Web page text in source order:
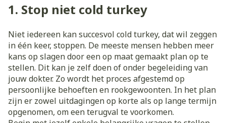
1. Stop niet cold turkey
Niet iedereen kan succesvol cold turkey, dat wil zeggen
in één keer, stoppen. De meeste mensen hebben meer
kans op slagen door een op maat gemaakt plan op te
stellen. Dit kan je zelf doen of onder begeleiding van
jouw dokter. Zo wordt het proces afgestemd op
persoonlijke behoeften en rookgewoonten. In het plan
zijn er zowel uitdagingen op korte als op lange termijn
opgenomen, om een terugval te voorkomen.